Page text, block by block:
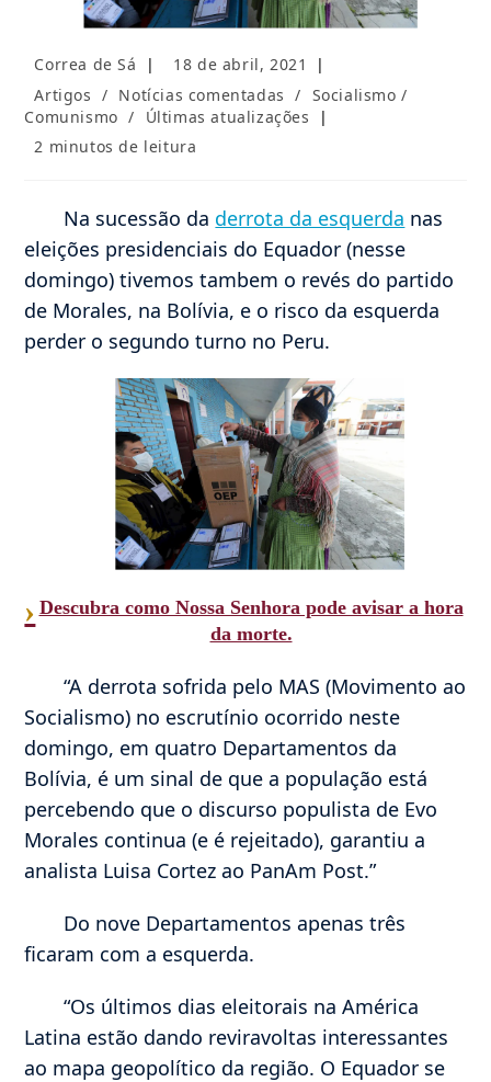
Autor
post:
Correa de Sá
Post
18 de abril, 2021
Categoria
do
Artigos / Notícias comentadas / Socialismo /
Comunismo /
Últimas atualizações
Tempo
2 minutos de leitura
Na sucessão da derrota da esquerda nas
eleições presidenciais do Equador (nesse
domingo) tivemos tambem o revés do partido
de Morales, na Bolívia, e o risco da esquerda
perder o segundo turno no Peru.
› Descubra como Nossa Senhora pode avisar a hora
da morte.
“A derrota sofrida pelo MAS (Movimento ao
Socialismo) no escrutínio ocorrido neste
domingo, em quatro Departamentos da
Bolívia, é um sinal de que a população está
percebendo que o discurso populista de Evo
Morales continua (e é rejeitado), garantiu a
analista Luisa Cortez ao PanAm Post.”
Do nove Departamentos apenas três
ficaram com a esquerda.
“Os últimos dias eleitorais na América
Latina estão dando reviravoltas interessantes
ao mapa geopolítico da região. O Equador se